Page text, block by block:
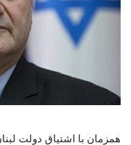
همزمان با اشتیاق دولت